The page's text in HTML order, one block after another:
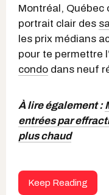
Montréal, Québec
portrait clair des
les prix médians
pour te permettre
condo dans neuf
À lire également :
entrées par
plus chaud
Keep Reading